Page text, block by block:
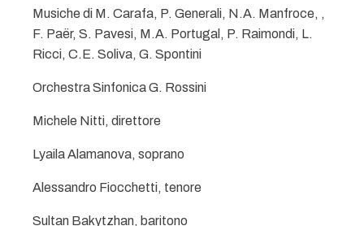
Musiche di M. Carafa, P. Generali, N.A. Manfroce, ,
F. Paër, S. Pavesi, M.A. Portugal, P. Raimondi, L.
Ricci, C.E. Soliva, G. Spontini
Orchestra Sinfonica G. Rossini
Michele Nitti, direttore
Lyaila Alamanova, soprano
Alessandro Fiocchetti, tenore
Sultan Bakytzhan, baritono